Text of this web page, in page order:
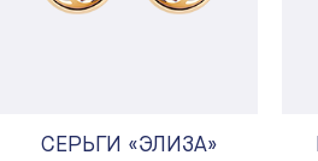
СЕРЬГИ «ЭЛИЗА»